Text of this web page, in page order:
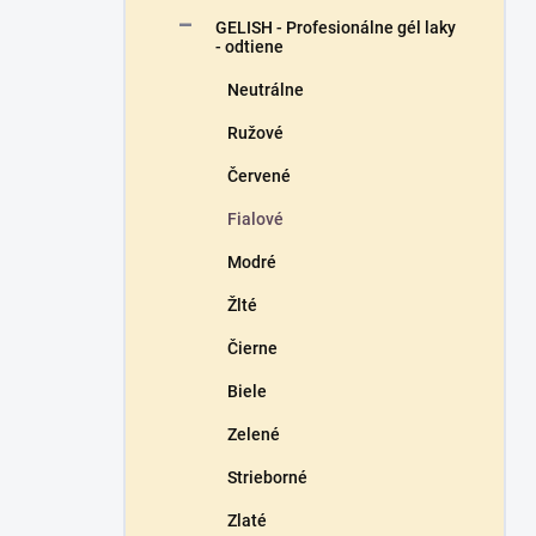
GELISH - Profesionálne gél laky
- odtiene
Neutrálne
Ružové
Červené
Fialové
Modré
Žlté
Čierne
Biele
Zelené
Strieborné
Zlaté